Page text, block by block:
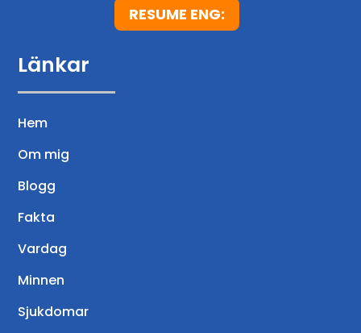
RESUME ENG:
Länkar
Hem
Om mig
Blogg
Fakta
Vardag
Minnen
Sjukdomar